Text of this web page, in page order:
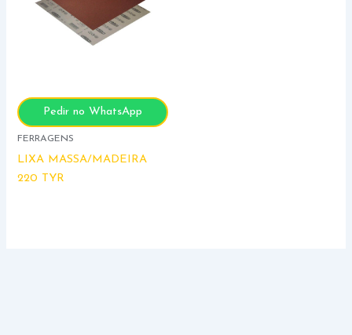
Pedir no WhatsApp
FERRAGENS
LIXA MASSA/MADEIRA
220 TYR